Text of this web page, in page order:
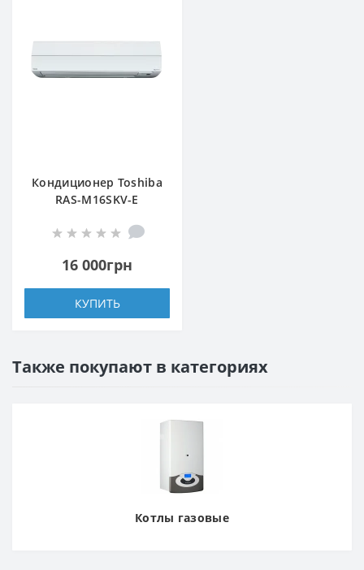
Кондиционер Toshiba
RAS-M16SKV-E
16 000грн
КУПИТЬ
Также покупают в категориях
Котлы газовые